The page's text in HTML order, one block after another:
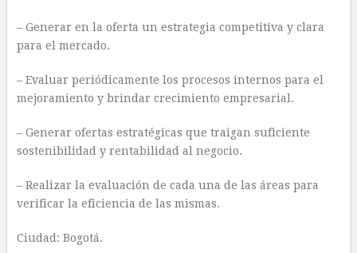
– Generar en la oferta un estrategia competitiva y clara
para el mercado.
– Evaluar periódicamente los procesos internos para el
mejoramiento y brindar crecimiento empresarial.
– Generar ofertas estratégicas que traigan suficiente
sostenibilidad y rentabilidad al negocio.
– Realizar la evaluación de cada una de las áreas para
verificar la eficiencia de las mismas.
Ciudad: Bogotá.